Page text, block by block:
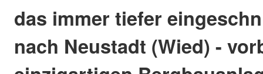
das immer tiefer
nach Neustadt (Wied) -